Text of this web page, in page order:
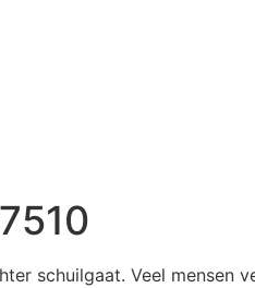
schuilgaat. Veel mensen